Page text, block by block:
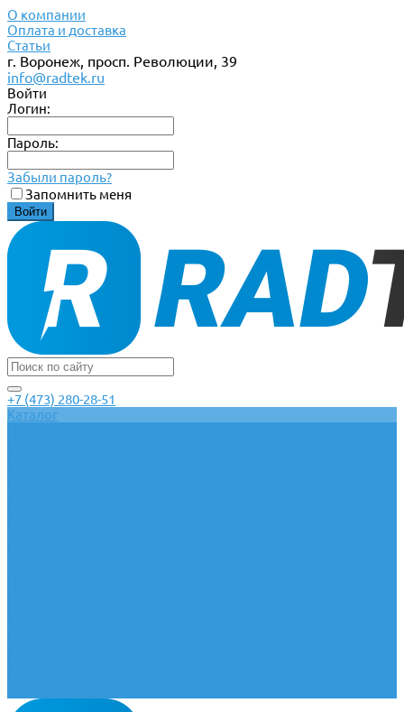
О компании
Оплата и доставка
Статьи
г. Воронеж, просп. Революции, 39
info@radtek.ru
Войти
Логин:
Пароль:
Забыли пароль?
Запомнить меня
+7 (473) 280-28-51
Каталог